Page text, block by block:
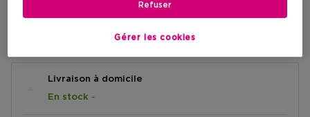
Livraison à domicile
En stock -
Gérer les cookies
Refuser